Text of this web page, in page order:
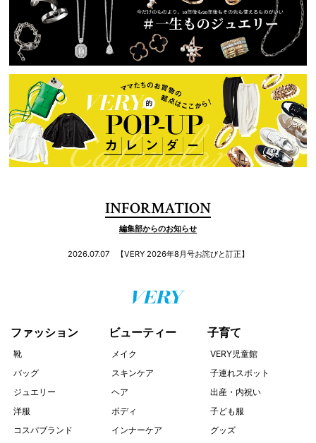
INFORMATION
編集部からのお知らせ
2026.07.07 【VERY 2026年8月号お詫びと訂正】
ファッション
靴
バッグ
ジュエリー
洋服
コスパブランド
ビューティー
メイク
スキンケア
ヘア
ボディ
インナーケア
子育て
VERY児童館
子連れスポット
出産・内祝い
子ども服
グッズ